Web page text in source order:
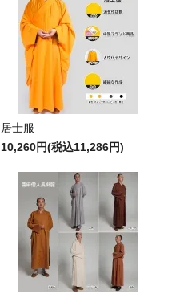
居士服
10,260円(税込11,286円)